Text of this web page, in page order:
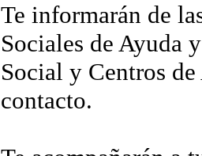
Te informarán de
Sociales de Ayuda
Social y Centros
contacto.